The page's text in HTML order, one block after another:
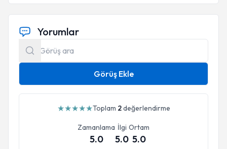
Yorumlar
Görüş Ekle
★★★★★Toplam 2değerlendirme
Zamanlama
5.0
İlgi
5.0
Ortam
5.0